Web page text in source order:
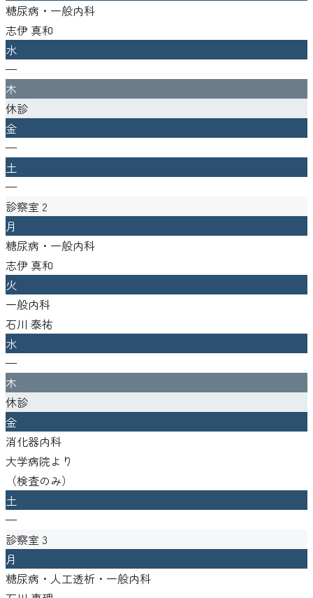
糖尿病・一般内科
志伊 真和
水
—
木
休診
金
—
土
—
診察室 2
月
糖尿病・一般内科
志伊 真和
火
一般内科
石川 泰祐
水
—
木
休診
金
消化器内科
大学病院より
（検査のみ）
土
—
診察室 3
月
糖尿病・人工透析・一般内科